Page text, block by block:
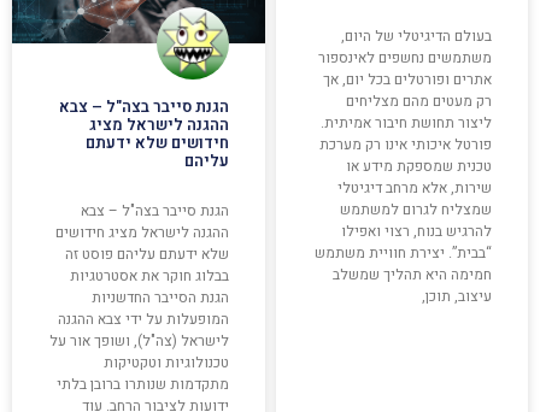
בעולם הדיגיטלי של היום,
משתמשים נחשפים לאינספור
אתרים ופורטלים בכל יום, אך
רק מעטים מהם מצליחים
ליצור תחושת חיבור אמיתית.
פורטל איכותי אינו רק מערכת
טכנית שמספקת מידע או
שירות, אלא מרחב דיגיטלי
שמצליח לגרום למשתמש
להרגיש בנוח, רצוי ואפילו
“בבית”. יצירת חוויית משתמש
חמימה היא תהליך שמשלב
עיצוב, תוכן,
הגנת סייבר בצה"ל – צבא
ההגנה לישראל מציג
חידושים שלא ידעתם
עליהם
הגנת סייבר בצה"ל – צבא
ההגנה לישראל מציג חידושים
שלא ידעתם עליהם פוסט זה
בבלוג חוקר את אסטרטגיות
הגנת הסייבר החדשניות
המופעלות על ידי צבא ההגנה
לישראל (צה"ל), ושופך אור על
טכנולוגיות וטקטיקות
מתקדמות שנותרו ברובן בלתי
ידועות לציבור הרחב. עוד